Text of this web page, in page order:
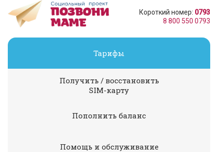
Короткий номер: 0793
8 800 550 0793
Тарифы
Получить / восстановить
SIM-карту
Пополнить баланс
Помощь и обслуживание